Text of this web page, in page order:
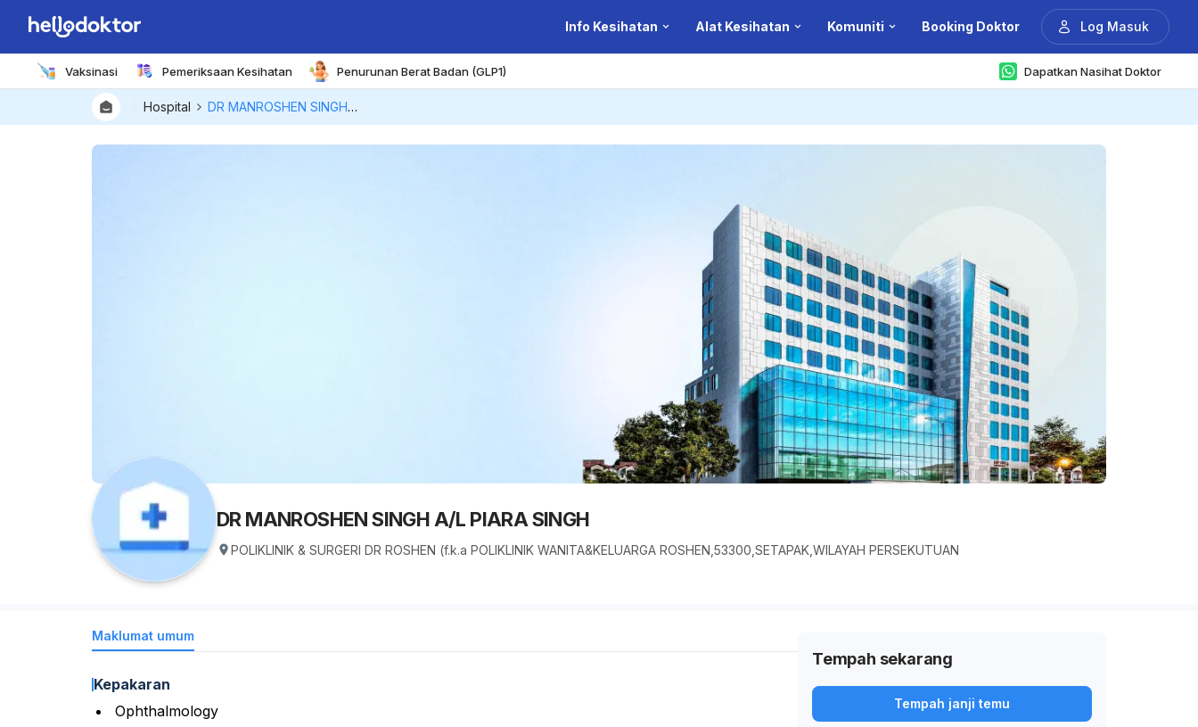
Info Kesihatan Alat Kesihatan Komuniti Booking Doktor Log Masuk
Vaksinasi Pemeriksaan Kesihatan Penurunan Berat Badan (GLP1) Dapatkan Nasihat Doktor
Hospital DR MANROSHEN SINGH A/L PIARA SINGH
DR MANROSHEN SINGH A/L PIARA SINGH
POLIKLINIK & SURGERI DR ROSHEN (f.k.a POLIKLINIK WANITA&KELUARGA ROSHEN,53300,SETAPAK,WILAYAH PERSEKUTUAN
Maklumat umum
Kepakaran
Ophthalmology
Tempah sekarang
Tempah janji temu